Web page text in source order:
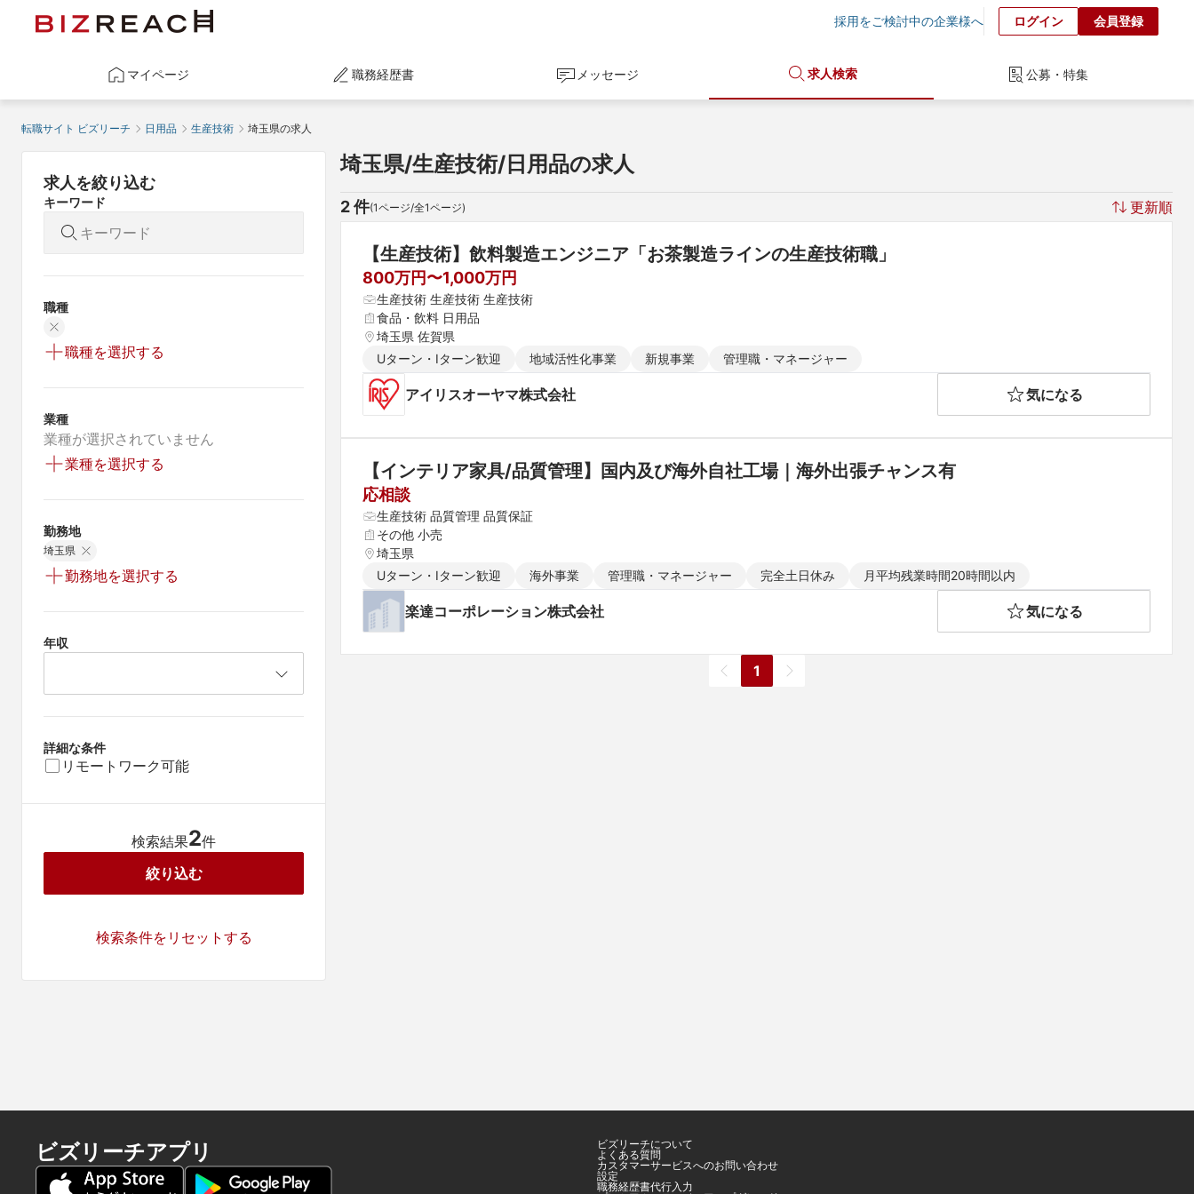
採用をご検討中の企業様へ ログイン 会員登録
マイページ 職務経歴書 メッセージ 求人検索 公募・特集
転職サイト ビズリーチ 日用品 生産技術 埼玉県の求人
求人を絞り込む
キーワード
職種
職種を選択する
業種
業種が選択されていません
業種を選択する
勤務地
埼玉県
勤務地を選択する
年収
詳細な条件
リモートワーク可能
検索結果2件
絞り込む
検索条件をリセットする
埼玉県/生産技術/日用品の求人
2 件(1ページ/全1ページ) 更新順
【生産技術】飲料製造エンジニア「お茶製造ラインの生産技術職」
800万円〜1,000万円
生産技術 生産技術 生産技術
食品・飲料 日用品
埼玉県 佐賀県
Uターン・Iターン歓迎
地域活性化事業 新規事業 管理職・マネージャー
アイリスオーヤマ株式会社 気になる
【インテリア家具/品質管理】国内及び海外自社工場｜海外出張チャンス有
応相談
生産技術 品質管理 品質保証
その他 小売
埼玉県
Uターン・Iターン歓迎
海外事業 管理職・マネージャー 完全土日休み 月平均残業時間20時間以内
楽達コーポレーション株式会社 気になる
1
ビズリーチアプリ
ビズリーチについて
よくある質問
カスタマーサービスへのお問い合わせ
設定
職務経歴書代行入力